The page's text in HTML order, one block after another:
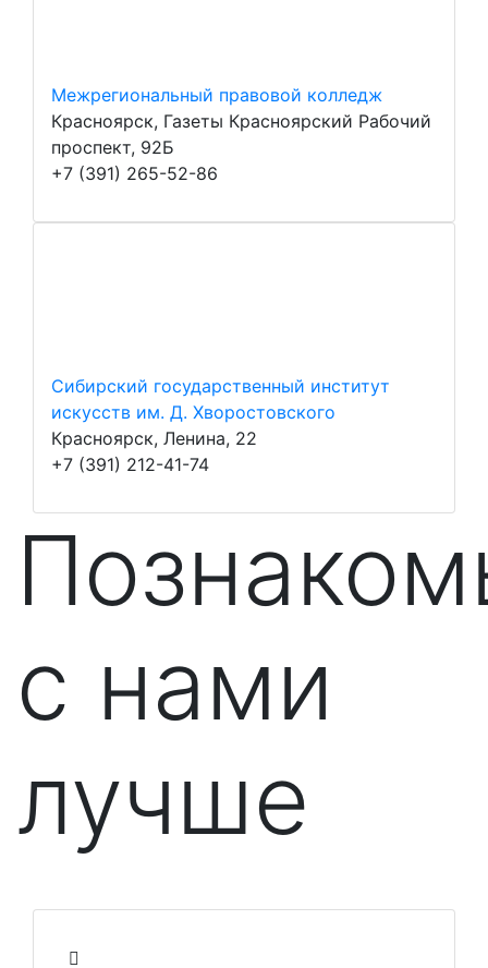
Межрегиональный правовой колледж
Красноярск, Газеты Красноярский Рабочий
проспект, 92Б
+7 (391) 265-52-86
Сибирский государственный институт
искусств им. Д. Хворостовского
Красноярск, Ленина, 22
+7 (391) 212-41-74
с нами
лучше